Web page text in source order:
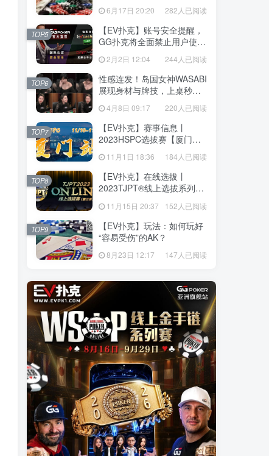
6月17日 20:20 282人已阅读
【EV扑克】账号安全提醒，
GG扑克将全面禁止用户使用
任何「模拟器」及「越狱手
机」运行游戏
2月2日 12:04 244人已阅读
TOP5
性感连发！岛国女神WASABI
展现身材与牌技，上桌秒清
空老板
4月8日 09:17 220人已阅读
TOP6
【EV扑克】赛事信息丨
2023HSPC选拔赛【厦门
站】详细赛程赛制发布（11
月10日-15日）
11月1日 18:36 184人已阅读
TOP7
【EV扑克】在线选拔丨
2023TJPT®线上选拔系列赛
正式开启！
11月15日 20:37 152人已阅读
TOP8
【EV扑克】玩法：如何玩好
“容易受伤”的AK？
8月23日 12:17 147人已阅读
TOP9